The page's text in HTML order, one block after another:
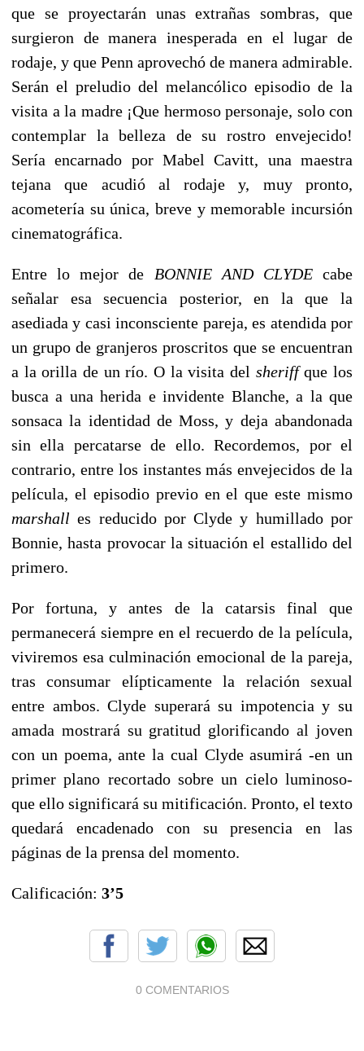
que se proyectarán unas extrañas sombras, que
surgieron de manera inesperada en el lugar de
rodaje, y que Penn aprovechó de manera admirable.
Serán el preludio del melancólico episodio de la
visita a la madre ¡Que hermoso personaje, solo con
contemplar la belleza de su rostro envejecido!
Sería encarnado por Mabel Cavitt, una maestra
tejana que acudió al rodaje y, muy pronto,
acometería su única, breve y memorable incursión
cinematográfica.
Entre lo mejor de BONNIE AND CLYDEcabe
señalar esa secuencia posterior, en la que la
asediada y casi inconsciente pareja, es atendida por
un grupo de granjeros proscritos que se encuentran
a la orilla de un río. O la visita del sheriffque los
busca a una herida e invidente Blanche, a la que
sonsaca la identidad de Moss, y deja abandonada
sin ella percatarse de ello. Recordemos, por el
contrario, entre los instantes más envejecidos de la
película, el episodio previo en el que este mismo
marshalles reducido por Clyde y humillado por
Bonnie, hasta provocar la situación el estallido del
primero.
Por fortuna, y antes de la catarsis final que
permanecerá siempre en el recuerdo de la película,
viviremos esa culminación emocional de la pareja,
tras consumar elípticamente la relación sexual
entre ambos. Clyde superará su impotencia y su
amada mostrará su gratitud glorificando al joven
con un poema, ante la cual Clyde asumirá -en un
primer plano recortado sobre un cielo luminoso-
que ello significará su mitificación. Pronto, el texto
quedará encadenado con su presencia en las
páginas de la prensa del momento.
Calificación: 3’5
0 COMENTARIOS